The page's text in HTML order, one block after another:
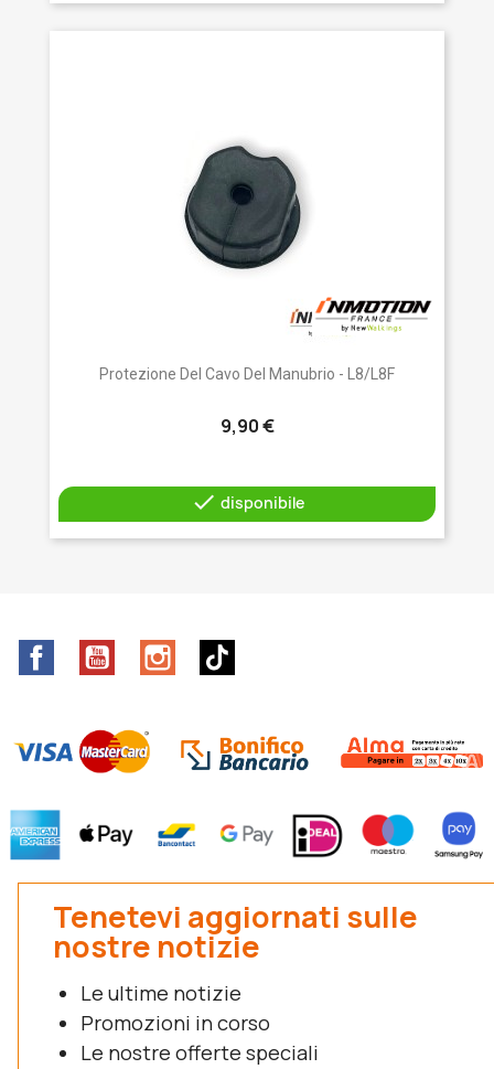
Protezione Del Cavo Del Manubrio - L8/L8F
9,90 €
 disponibile
FacebookYouTube Instagram
Tenetevi aggiornati sulle
nostre notizie
Le ultime notizie
Promozioni in corso
Le nostre offerte speciali